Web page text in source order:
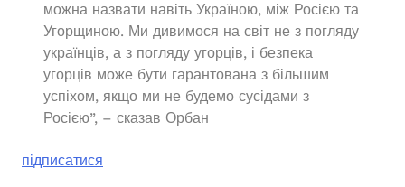
можна назвати навіть Україною, між Росією та
Угорщиною. Ми дивимося на світ не з погляду
українців, а з погляду угорців, і безпека
угорців може бути гарантована з більшим
успіхом, якщо ми не будемо сусідами з
Росією”, – сказав Орбан
підписатися